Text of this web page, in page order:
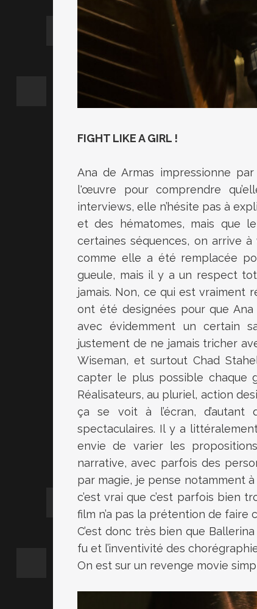
FIGHT LIKE A GIRL !
Ana de Armas impressionne
l'œuvre pour comprendre
interviews, elle n’hésite pas à
et des hématomes, mais que
certaines séquences, on arrive
comme elle a été remplacée
gueule, mais il y a un respect
jamais. Non, ce qui est vraiment
ont été designées pour que
avec évidemment un certain
justement de ne jamais tricher
Wiseman, et surtout Chad
capter le plus possible chaque
Réalisateurs, au pluriel, action
ça se voit à l’écran,
spectaculaires. Il y a
envie de varier les
narrative, avec parfois des
par magie, je pense notamment
c’est vrai que c’est parfois bien
film n’a pas la prétention de
C’est donc très bien que
fu et l’inventivité des
On est sur un revenge movie